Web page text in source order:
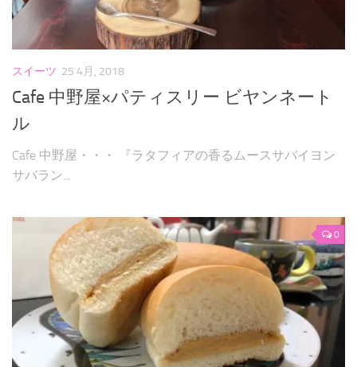
スイーツ 25 4月, 2018
Cafe 中野屋×パティスリー ビヤンネート
ル
Cafe 中野屋・・・ 『ラタフィアの香るムースサバイヨン
サバラン...
0